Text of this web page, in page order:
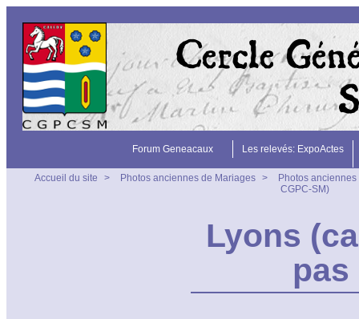
Forum Geneacaux Les relevés: ExpoActes
Accueil du site > Photos anciennes de Mariages >
Photos
CGPC-SM)
Lyons
pas